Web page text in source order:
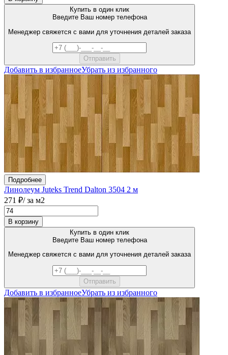
Купить в один клик
Введите Ваш номер телефона
Менеджер свяжется с вами для уточнения деталей заказа
Добавить в избранноеУбрать из избранного
Подробнее
Линолеум Juteks Trend Dalton 3504 2 м
271 ₽/ за м2
В корзину
Купить в один клик
Введите Ваш номер телефона
Менеджер свяжется с вами для уточнения деталей заказа
Добавить в избранноеУбрать из избранного